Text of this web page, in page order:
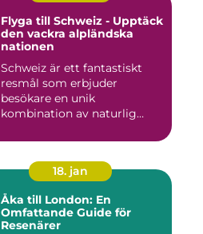
Flyga till Schweiz - Upptäck
den vackra alpländska
nationen
Schweiz är ett fantastiskt
resmål som erbjuder
besökare en unik
kombination av naturlig
18. jan
Åka till London: En
Omfattande Guide för
Resenärer